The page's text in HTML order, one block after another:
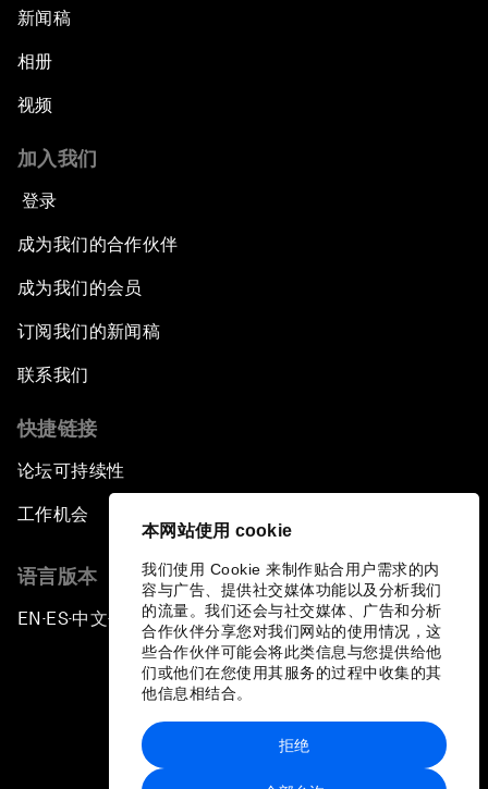
本网站使用 cookie
我们使用 Cookie 来制作贴合用户需求的内
容与广告、提供社交媒体功能以及分析我们
的流量。我们还会与社交媒体、广告和分析
合作伙伴分享您对我们网站的使用情况，这
些合作伙伴可能会将此类信息与您提供给他
们或他们在您使用其服务的过程中收集的其
他信息相结合。
拒绝
新闻稿
相册
视频
加入我们
登录
成为我们的合作伙伴
成为我们的会员
订阅我们的新闻稿
联系我们
快捷链接
论坛可持续性
工作机会
语言版本
EN ▪ES▪中文▪ 日本語